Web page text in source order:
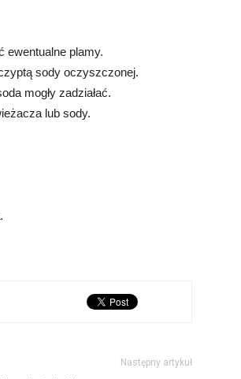
ewentualne plamy.
sody oczyszczonej.
mogły zadziałać.
lub sody.
Następny artykuł